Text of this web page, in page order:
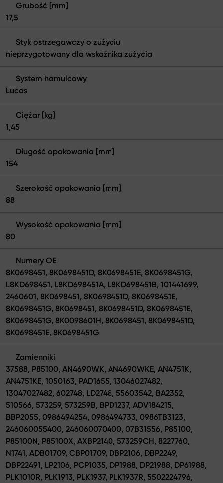
Grubość [mm]
17,5
Styk ostrzegawczy o zużyciu
nieprzygotowany dla wskaźnika zużycia
System hamulcowy
Lucas
Ciężar [kg]
1,45
Długość opakowania [mm]
154
Szerokość opakowania [mm]
88
Wysokość opakowania [mm]
80
Numery OE
8K0698451, 8K0698451D, 8K0698451E, 8K0698451G,
L8KD698451, L8KD698451A, L8KD698451B, 101441699,
2460601, 8K0698451, 8K0698451D, 8K0698451E,
8K0698451G, 8K0698451, 8K0698451D, 8K0698451E,
8K0698451G, 8K0098601H, 8K0698451, 8K0698451D,
8K0698451E, 8K0698451G
Zamienniki
37588, P85100, AN4690WK, AN4690WKE, AN4751K,
AN4751KE, 1050163, PAD1655, 13046027482,
13047027482, 602748, LD2748, 55603542, BA2352,
510566, 573259, 573259B, BPD1237, ADV184215,
BBP2055, 0986494254, 0986494733, 0986TB3123,
246060055400, 246060070400, 07B31556, P85100,
P85100N, P85100X, AXBP2140, 573259CH, 8227760,
N1741, ADB01709, CBP01709, DBP2106, DBP2249,
DBP22491, LP2106, PCP1035, DP1988, DP21988, DP61988,
PLK1010R, PLK1913, PLK1937, PLK1937R, 5502224796,